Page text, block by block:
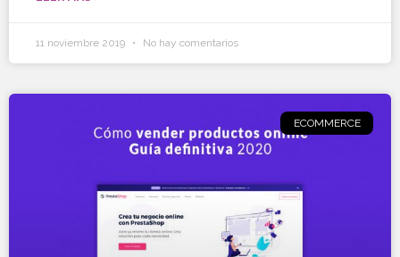
11 noviembre 2019 No hay comentarios
ECOMMERCE